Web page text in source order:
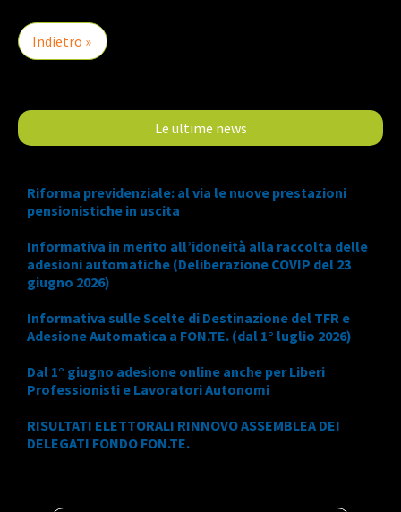
Le ultime news
Riforma previdenziale: al via le nuove prestazioni
pensionistiche in uscita
Informativa in merito all’idoneità alla raccolta delle
adesioni automatiche (Deliberazione COVIP del 23
giugno 2026)
Informativa sulle Scelte di Destinazione del TFR e
Adesione Automatica a FON.TE. (dal 1° luglio 2026)
Dal 1° giugno adesione online anche per Liberi
Professionisti e Lavoratori Autonomi
RISULTATI ELETTORALI RINNOVO ASSEMBLEA DEI
DELEGATI FONDO FON.TE.
Indietro »